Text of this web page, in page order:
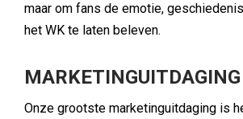
maar om fans de emotie,
het WK te laten beleven.
MARKETINGUITDAGING
Onze grootste marketinguitdaging is